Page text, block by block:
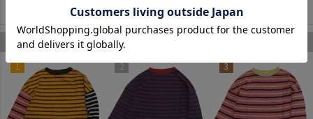
商品についてのお問い合わせ
デニムアンドダンガリー のあなたへのおすすめ
1 2 3